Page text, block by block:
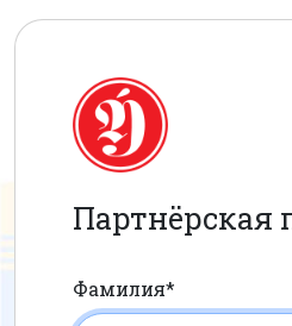
Партнёрская
Фамилия*